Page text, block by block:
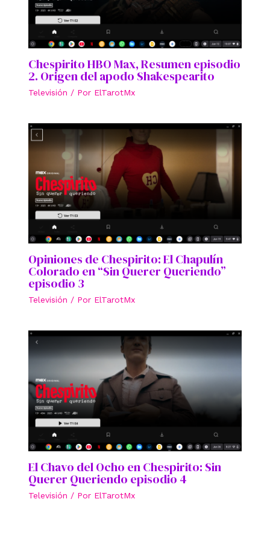
Chespirito HBO Max, Resumen episodio
2. Origen del apodo Shakespearito
Televisión / Por ElTarotMx
Opiniones de Chespirito: El Chapulín
Colorado en “Sin Querer Queriendo”
episodio 3
Televisión / Por ElTarotMx
El Chavo del Ocho en Chespirito: Sin
Querer Queriendo episodio 4
Televisión / Por ElTarotMx